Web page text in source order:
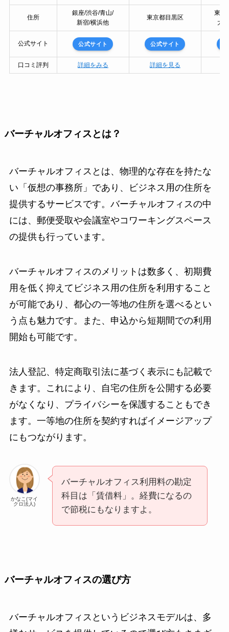
住所
銀座/渋谷/青山/
新宿/横浜他
東京都目黒区
東京
大
公式サイト 公式サイト 公式サイト
口コミ評判 詳細をみる 詳細を見る
バーチャルオフィスとは？
バーチャルオフィスとは、物理的な存在を持たな
い「仮想の事務所」であり、ビジネス用の住所を
提供するサービスです。バーチャルオフィスの中
には、郵便受取や会議室やコワーキングスペース
の提供も行っています。
バーチャルオフィスのメリットは数多く、初期費
用を低く抑えてビジネス用の住所を利用すること
が可能であり、都心の一等地の住所を選べるとい
う点も魅力です。また、申込から短期間での利用
開始も可能です。
法人登記、特定商取引法に基づく表示にも記載で
きます。これにより、自宅の住所を公開する必要
がなくなり、プライバシーを保護することもでき
ます。一等地の住所を契約すればイメージアップ
にもつながります。
かなこ(マイ
クロ法人)
バーチャルオフィス利用料の勘定
科目は「賃借料」。経費になるの
で節税にもなりますよ。
バーチャルオフィスの選び方
バーチャルオフィスというビジネスモデルは、多